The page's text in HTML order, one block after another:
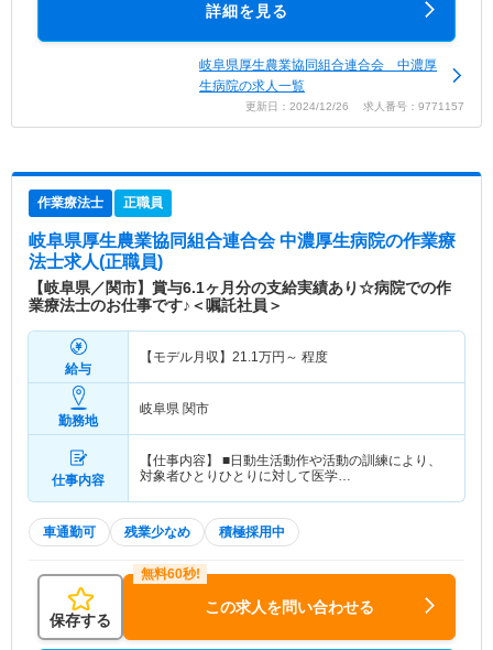
詳細を見る
岐阜県厚生農業協同組合連合会 中濃厚
生病院の求人一覧
更新日：2024/12/26 求人番号：9771157
作業療法士 正職員
岐阜県厚生農業協同組合連合会 中濃厚生病院の作業療
法士求人(正職員)
【岐阜県／関市】賞与6.1ヶ月分の支給実績あり☆病院での作
業療法士のお仕事です♪＜嘱託社員＞
給与
【モデル月収】 21.1 万円～ 程度
勤務地
岐阜県 関市
仕事内容
【仕事内容】 ■日動生活動作や活動の訓練により、
対象者ひとりひとりに対して医学…
車通勤可 残業少なめ 積極採用中
保存する
この求人を問い合わせる